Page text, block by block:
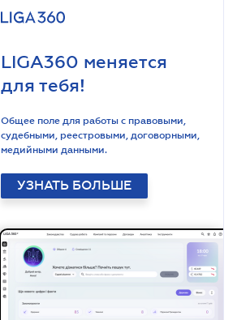
LIGA360 меняется
для тебя!
Общее поле для работы с правовыми,
судебными, реестровыми, договорными,
медийными данными.
УЗНАТЬ БОЛЬШЕ